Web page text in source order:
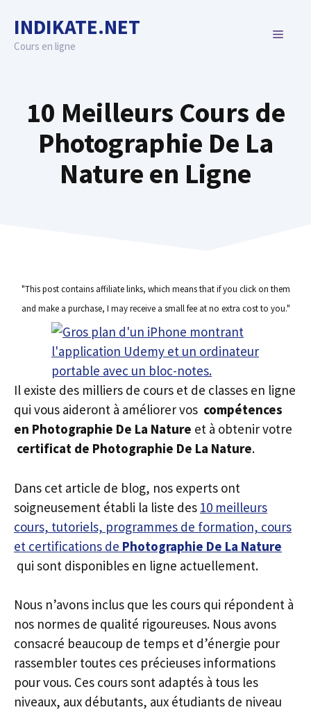
content
INDIKATE.NET
Cours en ligne
MENU
10 Meilleurs Cours de
Photographie De La
Nature en Ligne
"This post contains affiliate links, which means that if you click on them
and make a purchase, I may receive a small fee at no extra cost to you."
Il existe des milliers de cours et de classes en ligne
qui vous aideront à améliorer vos compétences
en Photographie De La Nature et à obtenir votre
certificat de Photographie De La Nature.
Dans cet article de blog, nos experts ont
soigneusement établi la liste des 10 meilleurs
cours, tutoriels, programmes de formation, cours
et certifications de Photographie De La Nature
qui sont disponibles en ligne actuellement.
Nous n’avons inclus que les cours qui répondent à
nos normes de qualité rigoureuses. Nous avons
consacré beaucoup de temps et d’énergie pour
rassembler toutes ces précieuses informations
pour vous. Ces cours sont adaptés à tous les
niveaux, aux débutants, aux étudiants de niveau